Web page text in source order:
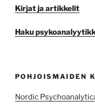
Kirjat ja artikkelit
Haku
POHJOISMAIDEN
Nordic